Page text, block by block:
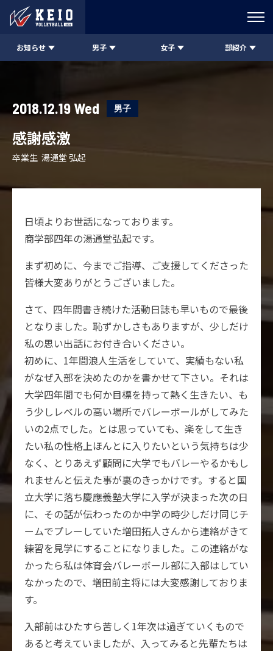
お知らせ 男子 女子 部紹介
2018.12.19 Wed 男子
感謝感激
卒業生 湯通堂 弘起
日頃よりお世話になっております。
商学部四年の湯通堂弘起です。
まず初めに、今までご指導、ご支援してくださった
皆様大変ありがとうございました。
さて、四年間書き続けた活動日誌も早いもので最後
となりました。恥ずかしさもありますが、少しだけ
私の思い出話にお付き合いください。
初めに、1年間浪人生活をしていて、実績もない私
がなぜ入部を決めたのかを書かせて下さい。それは
大学四年間でも何か目標を持って熱く生きたい、も
う少しレベルの高い場所でバレーボールがしてみた
いの2点でした。とは思っていても、楽をして生き
たい私の性格上ほんとに入りたいという気持ちは少
なく、とりあえず顧問に大学でもバレーやるかもし
れませんと伝えた事が裏のきっかけです。すると国
立大学に落ち慶應義塾大学に入学が決まった次の日
に、その話が伝わったのか中学の時少しだけ同じチ
ームでプレーしていた増田拓人さんから連絡がきて
練習を見学にすることになりました。この連絡がな
かったら私は体育会バレーボール部に入部はしてい
なかったので、増田前主将には大変感謝しておりま
す。
入部前はひたすら苦しく1年次は過ぎていくもので
あると考えていましたが、入ってみると先輩たちは